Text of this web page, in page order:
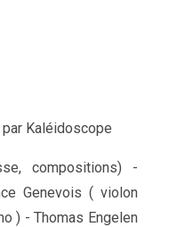
Kaléidoscope
compositions) -
Genevois ( violon
) - Thomas Engelen